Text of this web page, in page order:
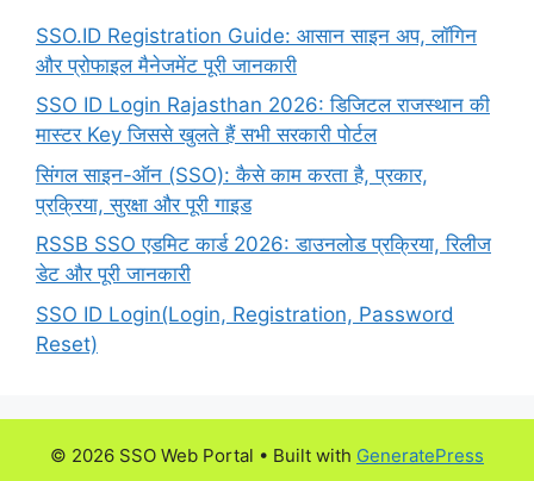
SSO.ID Registration Guide: आसान साइन अप, लॉगिन
और प्रोफाइल मैनेजमेंट पूरी जानकारी
SSO ID Login Rajasthan 2026: डिजिटल राजस्थान की
मास्टर Key जिससे खुलते हैं सभी सरकारी पोर्टल
सिंगल साइन-ऑन (SSO): कैसे काम करता है, प्रकार,
प्रक्रिया, सुरक्षा और पूरी गाइड
RSSB SSO एडमिट कार्ड 2026: डाउनलोड प्रक्रिया, रिलीज
डेट और पूरी जानकारी
SSO ID Login(Login, Registration, Password
Reset)
© 2026 SSO Web Portal • Built with GeneratePress